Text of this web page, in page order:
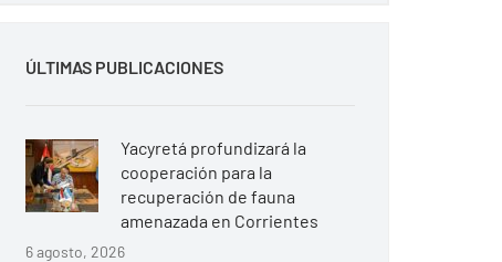
ÚLTIMAS PUBLICACIONES
Yacyretá profundizará la
cooperación para la
recuperación de fauna
amenazada en Corrientes
6 agosto, 2026